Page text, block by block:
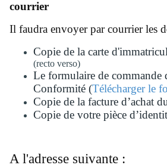
courrier
Il faudra envoyer par courrier les
Copie de la carte
(recto verso)
Le formulaire de commande
Conformité (Télécharger le
Copie de la facture d’achat
Copie de votre pièce
A l'adresse suivante :